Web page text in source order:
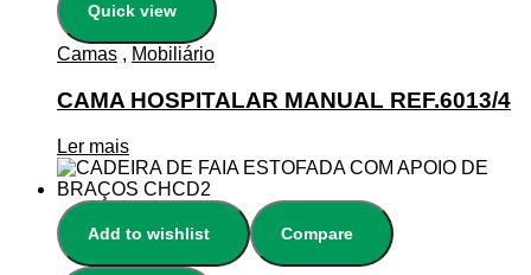
Quick view
Camas , Mobiliário
CAMA HOSPITALAR MANUAL REF.6013/4
Ler mais
Add to wishlist Compare